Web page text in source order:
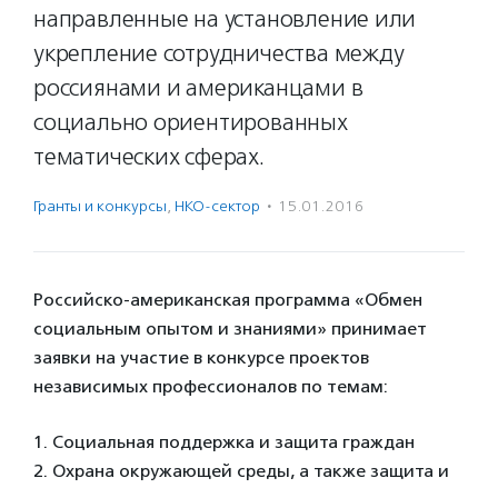
направленные на установление или
укрепление сотрудничества между
россиянами и американцами в
социально ориентированных
тематических сферах.
Гранты и конкурсы, НКО-сектор · 15.01.2016
Российско-американская программа «Обмен
социальным опытом и знаниями» принимает
заявки на участие в конкурсе проектов
независимых профессионалов по темам:
1. Социальная поддержка и защита граждан
2. Охрана окружающей среды, а также защита и